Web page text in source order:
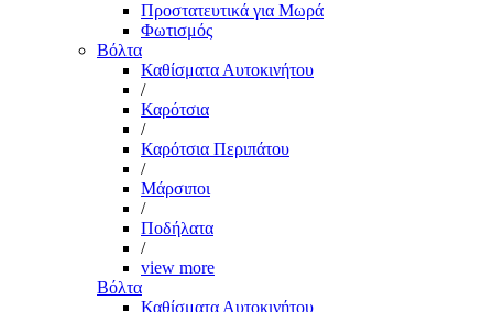
Προστατευτικά για Μωρά
Φωτισμός
Βόλτα
Καθίσματα Αυτοκινήτου
/
Καρότσια
/
Καρότσια Περιπάτου
/
Μάρσιποι
/
Ποδήλατα
/
view more
Βόλτα
Καθίσματα Αυτοκινήτου